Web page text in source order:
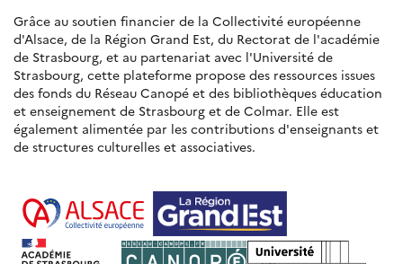
Grâce au soutien financier de la Collectivité européenne
d'Alsace, de la Région Grand Est, du Rectorat de l'académie
de Strasbourg, et au partenariat avec l'Université de
Strasbourg, cette plateforme propose des ressources issues
des fonds du Réseau Canopé et des bibliothèques éducation
et enseignement de Strasbourg et de Colmar. Elle est
également alimentée par les contributions d'enseignants et
de structures culturelles et associatives.